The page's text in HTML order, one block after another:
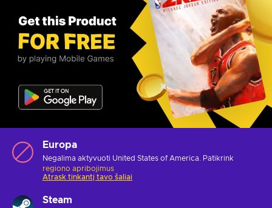
Europa
Negalima aktyvuoti United States of America. Patikrink
regiono apribojimus
Atrask tinkantį tavo šaliai
Steam